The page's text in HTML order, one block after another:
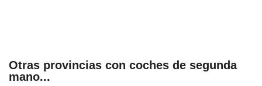
lo que
Para
su
Otras provincias con coches de segunda
mano...